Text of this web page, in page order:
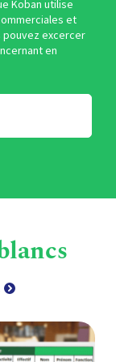
Koban utilise
et
pouvez excercer
en